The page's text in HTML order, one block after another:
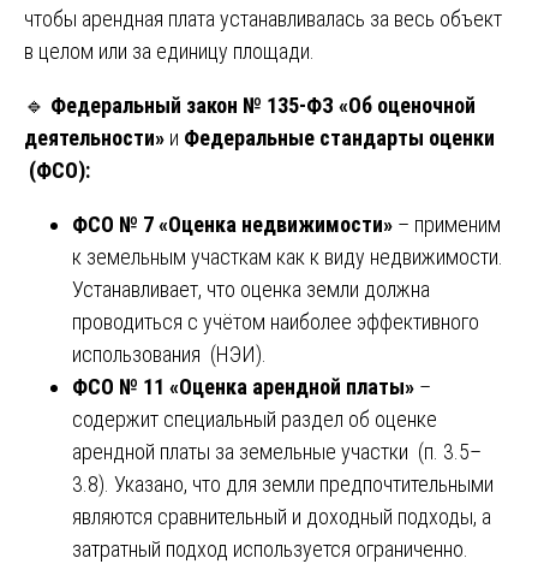
чтобы арендная плата устанавливалась за весь объект
в целом или за единицу площади.
🔹 Федеральный закон № 135-ФЗ «Об оценочной
деятельности» и Федеральные стандарты оценки
(ФСО):
ФСО № 7 «Оценка недвижимости» – применим
к земельным участкам как к виду недвижимости.
Устанавливает, что оценка земли должна
проводиться с учётом наиболее эффективного
использования (НЭИ).
ФСО № 11 «Оценка арендной платы» –
содержит специальный раздел об оценке
арендной платы за земельные участки (п. 3.5–
3.8). Указано, что для земли предпочтительными
являются сравнительный и доходный подходы, а
затратный подход используется ограниченно.